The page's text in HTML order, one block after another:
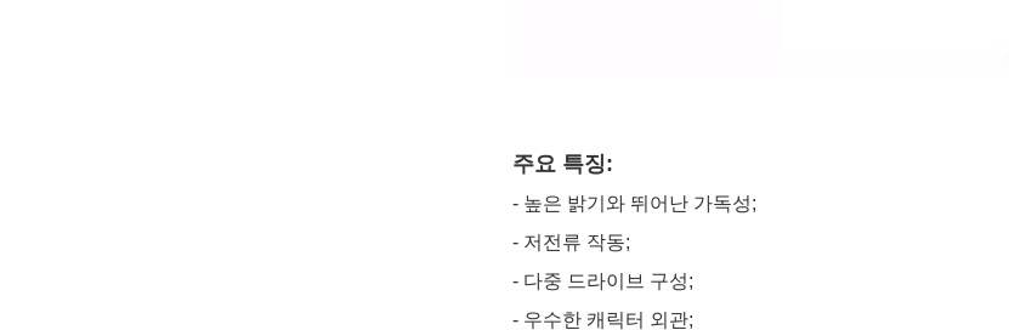
주요 특징:
- 높은 밝기와 뛰어난 가독성;
- 저전류 작동;
- 다중 드라이브 구성;
- 우수한 캐릭터 외관;